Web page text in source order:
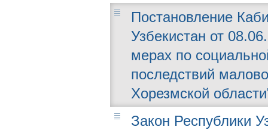
Постановление
Узбекистан от
мерах по
последствий
Хорезмской
Закон Республики